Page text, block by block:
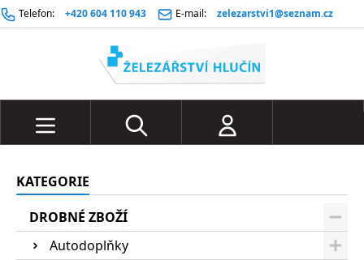
Telefon: +420 604 110 943 E-mail: zelezarstvi1@seznam.cz
KATEGORIE
DROBNÉ ZBOŽÍ
Autodoplňky